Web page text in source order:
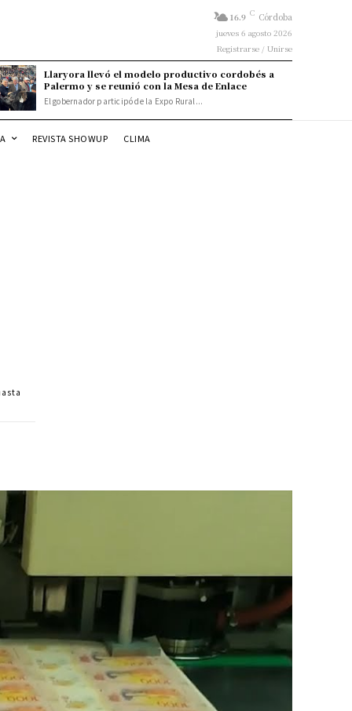
16.9 C Córdoba
jueves 6 agosto 2026
Registrarse / Unirse
Llaryora llevó el modelo productivo cordobés a
Palermo y se reunió con la Mesa de Enlace
El gobernador participó de la Expo Rural...
REVISTA SHOWUP CLIMA